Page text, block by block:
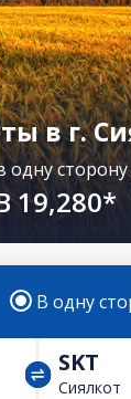
в г.
одну
19,280*
В одну
SKT
Сиялкот